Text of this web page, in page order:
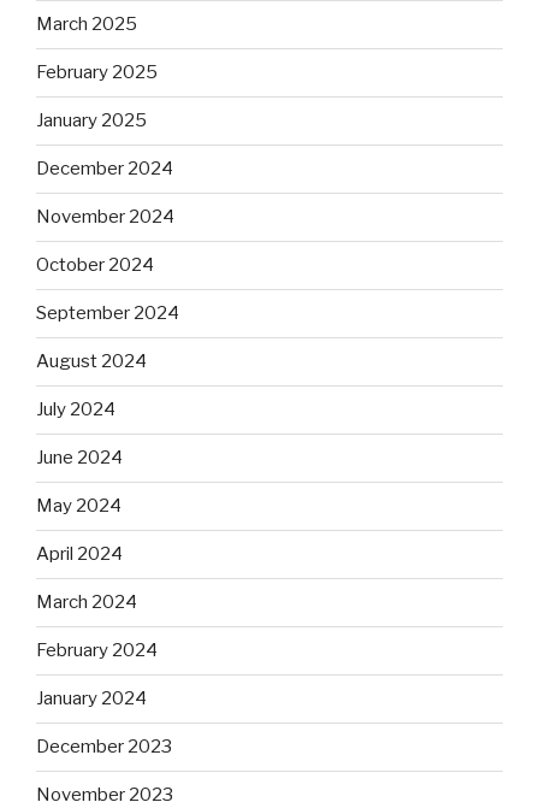
March 2025
February 2025
January 2025
December 2024
November 2024
October 2024
September 2024
August 2024
July 2024
June 2024
May 2024
April 2024
March 2024
February 2024
January 2024
December 2023
November 2023